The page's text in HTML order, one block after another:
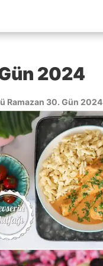
2024
Ramazan 30. Gün 2024